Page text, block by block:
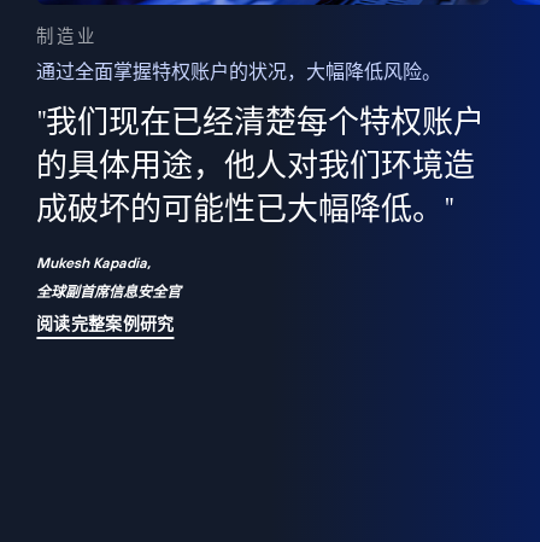
制造业
通过全面掌握特权账户的状况，大幅降低风险。
"我们现在已经清楚每个特权账户
的具体用途，他人对我们环境造
成破坏的可能性已大幅降低。"
Mukesh Kapadia,
全球副首席信息安全官
阅读完整案例研究